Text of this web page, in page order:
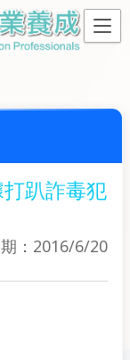
趴詐毒犯
：2016/6/20